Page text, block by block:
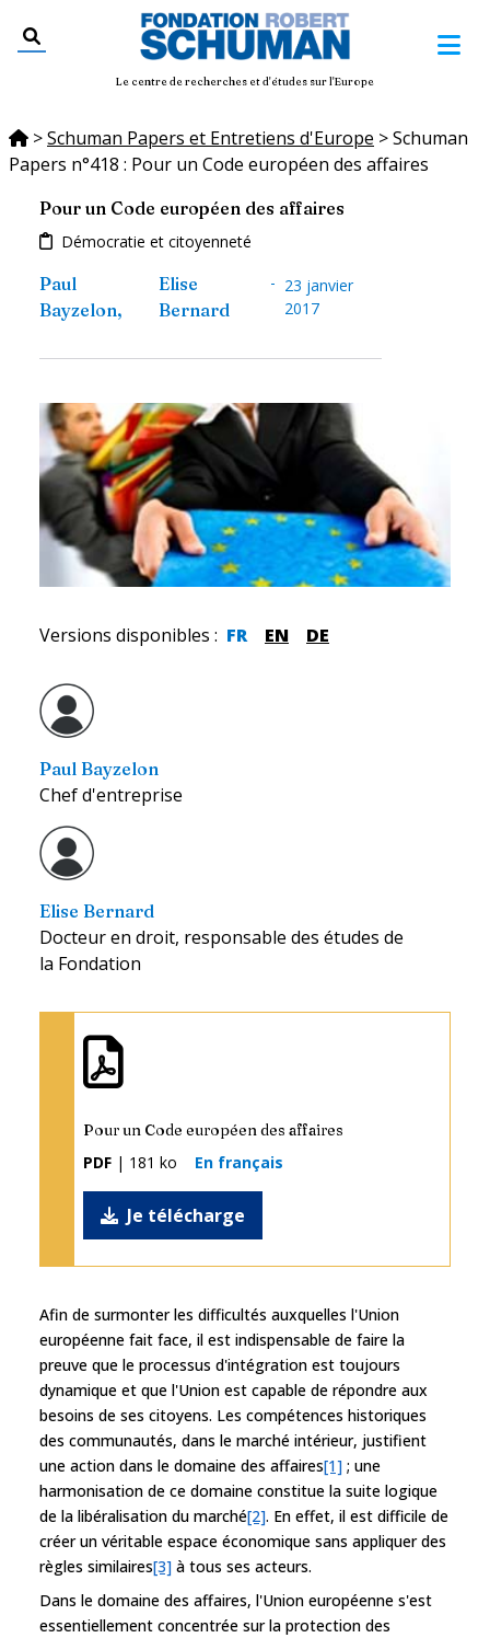
Le centre de recherches et d'études sur l'Europe
>Schuman Papers et Entretiens d'Europe >Schuman
Papers n°418 : Pour un Code européen des affaires
Pour un Code européen des affaires
Démocratie et citoyenneté
Paul
Bayzelon,
Elise
Bernard
- 23 janvier
2017
Versions disponibles : FR EN DE
Paul Bayzelon
Chef d'entreprise
Elise Bernard
Docteur en droit, responsable des études de
la Fondation
Pour un Code européen des affaires
PDF | 181 ko En français
Je télécharge
Afin de surmonter les difficultés auxquelles l'Union
européenne fait face, il est indispensable de faire la
preuve que le processus d'intégration est toujours
dynamique et que l'Union est capable de répondre aux
besoins de ses citoyens. Les compétences historiques
des communautés, dans le marché intérieur, justifient
une action dans le domaine des affaires[1] ; une
harmonisation de ce domaine constitue la suite logique
de la libéralisation du marché[2]. En effet, il est difficile de
créer un véritable espace économique sans appliquer des
règles similaires[3] à tous ses acteurs.
Dans le domaine des affaires, l'Union européenne s'est
essentiellement concentrée sur la protection des